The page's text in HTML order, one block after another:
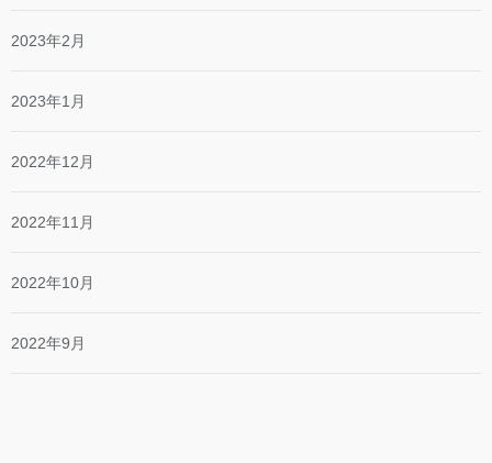
2023年2月
2023年1月
2022年12月
2022年11月
2022年10月
2022年9月